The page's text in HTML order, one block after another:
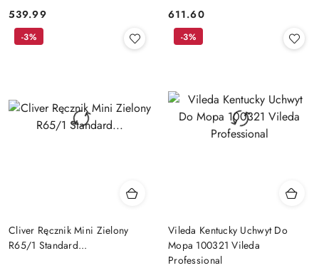
Cena:
539.99 Cena:
611.60
Cliver Ręcznik Mini Zielony
R65/1 Standard...
-3%
Vileda Kentucky Uchwyt Do
Mopa 100321 Vileda
Professional
-3%